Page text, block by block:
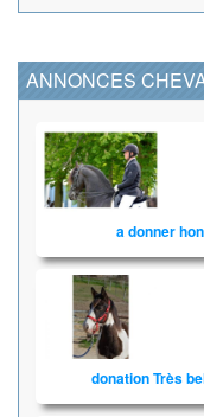
ANNONCES
a donner
donation Très